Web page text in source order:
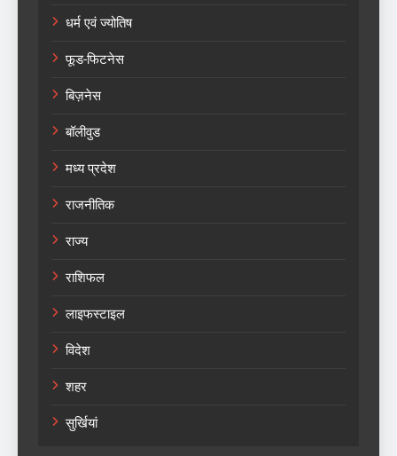
धर्म एवं ज्योतिष
फूड-फिटनेस
बिज़नेस
बॉलीवुड
मध्य प्रदेश
राजनीतिक
राज्य
राशिफल
लाइफस्टाइल
विदेश
शहर
सुर्खियां